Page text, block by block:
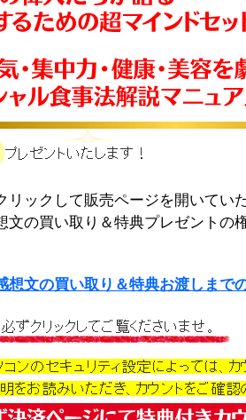
リックして販売ページを開いてい
文の買い取り＆特典プレゼントの
想文の買い取り＆特典お渡しまで